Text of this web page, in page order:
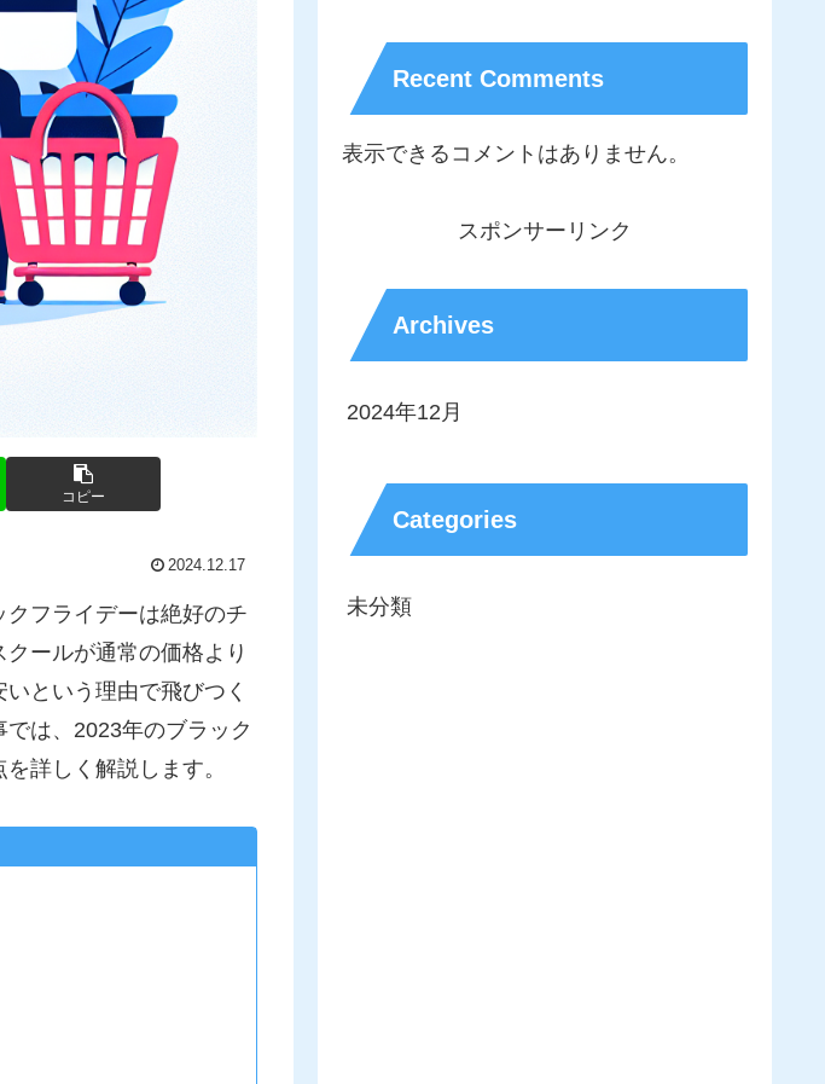
コピー
2024.12.17
フライデーは絶好のチ
ールが通常の価格より
という理由で飛びつく
は、2023年のブラック
詳しく解説します。
Recent Comments
表示できるコメントはありません。
スポンサーリンク
Archives
2024年12月
Categories
未分類